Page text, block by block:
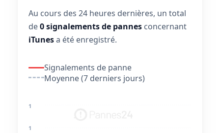
Au cours des 24 heures dernières, un total
de0 signalements de pannes concernant
iTunesa été enregistré.
Signalements de panne
Moyenne (7 derniers jours)
1
1